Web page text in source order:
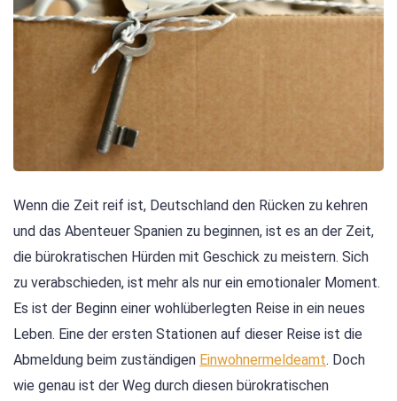
Wenn die Zeit reif ist, Deutschland den Rücken zu kehren
und das Abenteuer Spanien zu beginnen, ist es an der Zeit,
die bürokratischen Hürden mit Geschick zu meistern. Sich
zu verabschieden, ist mehr als nur ein emotionaler Moment.
Es ist der Beginn einer wohlüberlegten Reise in ein neues
Leben. Eine der ersten Stationen auf dieser Reise ist die
Abmeldung beim zuständigen Einwohnermeldeamt. Doch
wie genau ist der Weg durch diesen bürokratischen